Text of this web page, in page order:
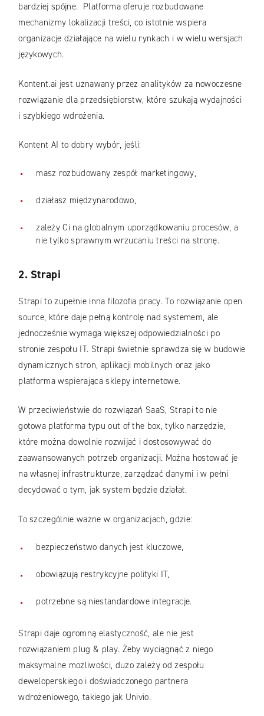
bardziej spójne. Platforma oferuje rozbudowane
mechanizmy lokalizacji treści, co istotnie wspiera
organizacje działające na wielu rynkach i w wielu wersjach
językowych.
Kontent.ai jest uznawany przez analityków za nowoczesne
rozwiązanie dla przedsiębiorstw, które szukają wydajności
i szybkiego wdrożenia.
Kontent AI to dobry wybór, jeśli:
masz rozbudowany zespół marketingowy,
działasz międzynarodowo,
zależy Ci na globalnym uporządkowaniu procesów, a
nie tylko sprawnym wrzucaniu treści na stronę.
2. Strapi
Strapi to zupełnie inna filozofia pracy. To rozwiązanie open
source, które daje pełną kontrolę nad systemem, ale
jednocześnie wymaga większej odpowiedzialności po
stronie zespołu IT. Strapi świetnie sprawdza się w budowie
dynamicznych stron, aplikacji mobilnych oraz jako
platforma wspierająca sklepy internetowe.
W przeciwieństwie do rozwiązań SaaS, Strapi to nie
gotowa platforma typu out of the box, tylko narzędzie,
które można dowolnie rozwijać i dostosowywać do
zaawansowanych potrzeb organizacji. Można hostować je
na własnej infrastrukturze, zarządzać danymi i w pełni
decydować o tym, jak system będzie działał.
To szczególnie ważne w organizacjach, gdzie:
bezpieczeństwo danych jest kluczowe,
obowiązują restrykcyjne polityki IT,
potrzebne są niestandardowe integracje.
Strapi daje ogromną elastyczność, ale nie jest
rozwiązaniem plug & play. Żeby wyciągnąć z niego
maksymalne możliwości, dużo zależy od zespołu
deweloperskiego i doświadczonego partnera
wdrożeniowego, takiego jak Univio.